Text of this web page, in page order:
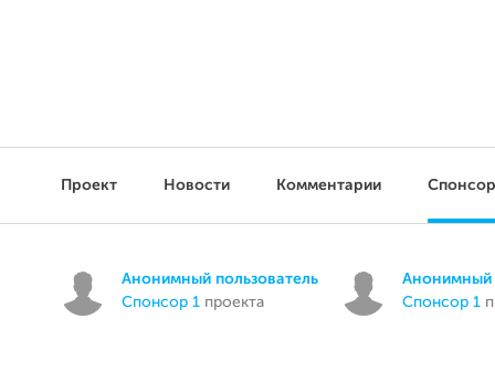
Проект Новости Комментарии
Анонимный пользователь
спонсор 1 проекта
Анонимный
спонсор 1